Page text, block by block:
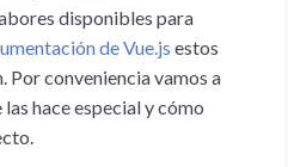
disponibles para
de Vue.js estos
conveniencia vamos a
hace especial y cómo